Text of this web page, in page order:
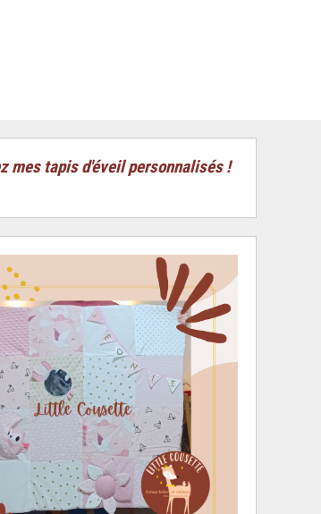
mes tapis d'éveil personnalisés !